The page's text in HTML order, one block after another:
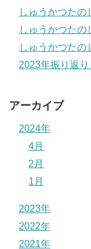
しゅうかつた
しゅうかつた
しゅうかつた
2023年振り返
アーカイブ
2024年
4月
2月
1月
2023年
2022年
2021年